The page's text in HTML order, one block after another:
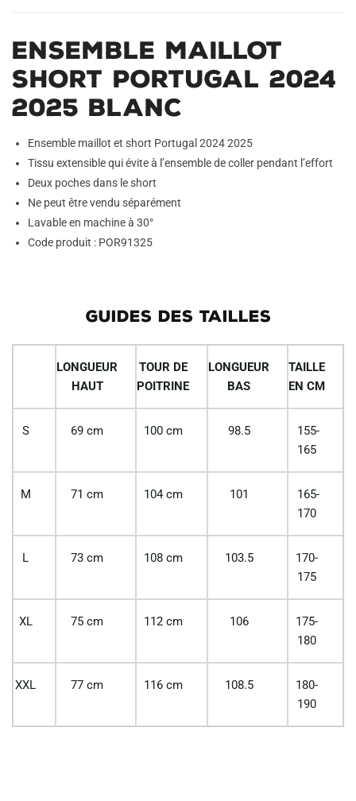
Ensemble Maillot
Short Portugal 2024
2025 Blanc
Ensemble maillot et short Portugal 2024 2025
Tissu extensible qui évite à l’ensemble de coller pendant l’effort
Deux poches dans le short
Ne peut être vendu séparément
Lavable en machine à 30°
Code produit : POR91325
GUIDES DES TAILLES
LONGUEUR
HAUT
TOUR DE
POITRINE
LONGUEUR
BAS
TAILLE
EN CM
S 69 cm 100 cm 98.5
155-
165
M 71 cm 104 cm 101
165-
170
L 73 cm 108 cm 103.5
170-
175
XL 75 cm 112 cm 106
175-
180
XXL 77 cm 116 cm 108.5
180-
190